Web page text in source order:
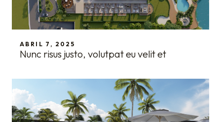
ABRIL 7, 2025
Nunc risus justo, volutpat eu velit et